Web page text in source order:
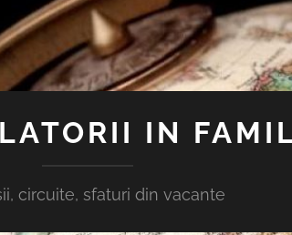
IN
circuite, sfaturi din vacante